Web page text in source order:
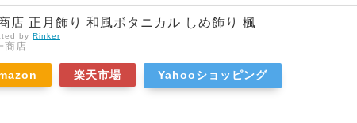
店 正月飾り 和風ボタニカル しめ飾り 楓
by Rinker
商店
楽天市場 Yahooショッピング